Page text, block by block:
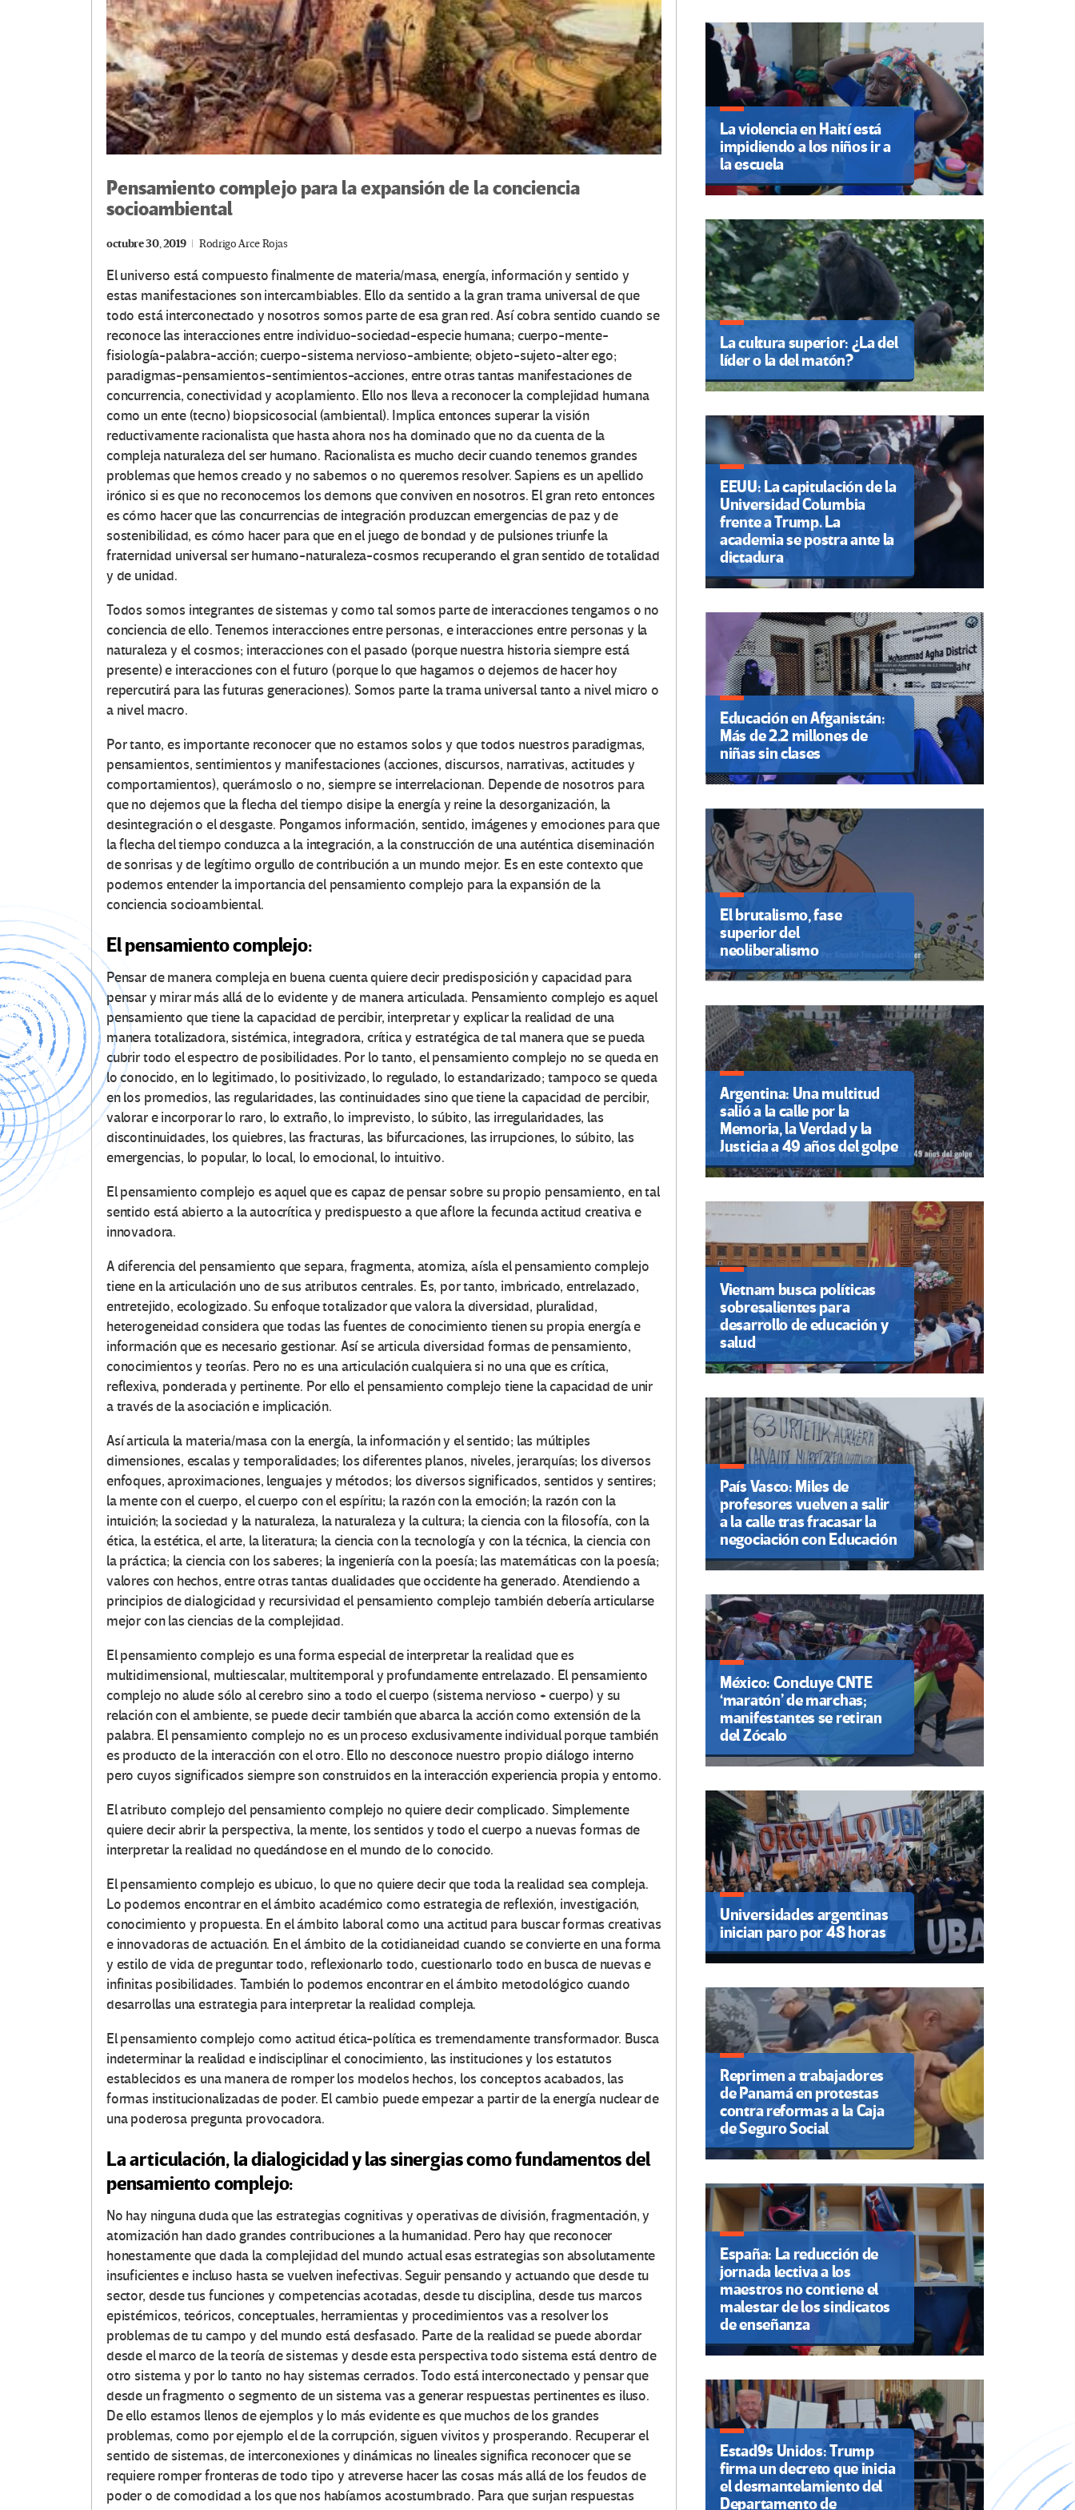
Pensamiento complejo para la expansión de la conciencia
socioambiental
octubre 30, 2019 Rodrigo Arce Rojas
El universo está compuesto finalmente de materia/masa, energía, información y sentido y
estas manifestaciones son intercambiables. Ello da sentido a la gran trama universal de que
todo está interconectado y nosotros somos parte de esa gran red. Así cobra sentido cuando se
reconoce las interacciones entre individuo-sociedad-especie humana; cuerpo-mente-
fisiología-palabra-acción; cuerpo-sistema nervioso-ambiente; objeto-sujeto-alter ego;
paradigmas-pensamientos-sentimientos-acciones, entre otras tantas manifestaciones de
concurrencia, conectividad y acoplamiento. Ello nos lleva a reconocer la complejidad humana
como un ente (tecno) biopsicosocial (ambiental). Implica entonces superar la visión
reductivamente racionalista que hasta ahora nos ha dominado que no da cuenta de la
compleja naturaleza del ser humano. Racionalista es mucho decir cuando tenemos grandes
problemas que hemos creado y no sabemos o no queremos resolver. Sapiens es un apellido
irónico si es que no reconocemos los demons que conviven en nosotros. El gran reto entonces
es cómo hacer que las concurrencias de integración produzcan emergencias de paz y de
sostenibilidad, es cómo hacer para que en el juego de bondad y de pulsiones triunfe la
fraternidad universal ser humano-naturaleza-cosmos recuperando el gran sentido de totalidad
y de unidad.
Todos somos integrantes de sistemas y como tal somos parte de interacciones tengamos o no
conciencia de ello. Tenemos interacciones entre personas, e interacciones entre personas y la
naturaleza y el cosmos; interacciones con el pasado (porque nuestra historia siempre está
presente) e interacciones con el futuro (porque lo que hagamos o dejemos de hacer hoy
repercutirá para las futuras generaciones). Somos parte la trama universal tanto a nivel micro o
a nivel macro.
Por tanto, es importante reconocer que no estamos solos y que todos nuestros paradigmas,
pensamientos, sentimientos y manifestaciones (acciones, discursos, narrativas, actitudes y
comportamientos), querámoslo o no, siempre se interrelacionan. Depende de nosotros para
que no dejemos que la flecha del tiempo disipe la energía y reine la desorganización, la
desintegración o el desgaste. Pongamos información, sentido, imágenes y emociones para que
la flecha del tiempo conduzca a la integración, a la construcción de una auténtica diseminación
de sonrisas y de legítimo orgullo de contribución a un mundo mejor. Es en este contexto que
podemos entender la importancia del pensamiento complejo para la expansión de la
conciencia socioambiental.
El pensamiento complejo:
Pensar de manera compleja en buena cuenta quiere decir predisposición y capacidad para
pensar y mirar más allá de lo evidente y de manera articulada. Pensamiento complejo es aquel
pensamiento que tiene la capacidad de percibir, interpretar y explicar la realidad de una
manera totalizadora, sistémica, integradora, crítica y estratégica de tal manera que se pueda
cubrir todo el espectro de posibilidades. Por lo tanto, el pensamiento complejo no se queda en
lo conocido, en lo legitimado, lo positivizado, lo regulado, lo estandarizado; tampoco se queda
en los promedios, las regularidades, las continuidades sino que tiene la capacidad de percibir,
valorar e incorporar lo raro, lo extraño, lo imprevisto, lo súbito, las irregularidades, las
discontinuidades, los quiebres, las fracturas, las bifurcaciones, las irrupciones, lo súbito, las
emergencias, lo popular, lo local, lo emocional, lo intuitivo.
El pensamiento complejo es aquel que es capaz de pensar sobre su propio pensamiento, en tal
sentido está abierto a la autocrítica y predispuesto a que aflore la fecunda actitud creativa e
innovadora.
A diferencia del pensamiento que separa, fragmenta, atomiza, aísla el pensamiento complejo
tiene en la articulación uno de sus atributos centrales. Es, por tanto, imbricado, entrelazado,
entretejido, ecologizado. Su enfoque totalizador que valora la diversidad, pluralidad,
heterogeneidad considera que todas las fuentes de conocimiento tienen su propia energía e
información que es necesario gestionar. Así se articula diversidad formas de pensamiento,
conocimientos y teorías. Pero no es una articulación cualquiera si no una que es crítica,
reflexiva, ponderada y pertinente. Por ello el pensamiento complejo tiene la capacidad de unir
a través de la asociación e implicación.
Así articula la materia/masa con la energía, la información y el sentido; las múltiples
dimensiones, escalas y temporalidades; los diferentes planos, niveles, jerarquías; los diversos
enfoques, aproximaciones, lenguajes y métodos; los diversos significados, sentidos y sentires;
la mente con el cuerpo, el cuerpo con el espíritu; la razón con la emoción; la razón con la
intuición; la sociedad y la naturaleza, la naturaleza y la cultura; la ciencia con la filosofía, con la
ética, la estética, el arte, la literatura; la ciencia con la tecnología y con la técnica, la ciencia con
la práctica; la ciencia con los saberes; la ingeniería con la poesía; las matemáticas con la poesía;
valores con hechos, entre otras tantas dualidades que occidente ha generado. Atendiendo a
principios de dialogicidad y recursividad el pensamiento complejo también debería articularse
mejor con las ciencias de la complejidad.
El pensamiento complejo es una forma especial de interpretar la realidad que es
multidimensional, multiescalar, multitemporal y profundamente entrelazado. El pensamiento
complejo no alude sólo al cerebro sino a todo el cuerpo (sistema nervioso + cuerpo) y su
relación con el ambiente, se puede decir también que abarca la acción como extensión de la
palabra. El pensamiento complejo no es un proceso exclusivamente individual porque también
es producto de la interacción con el otro. Ello no desconoce nuestro propio diálogo interno
pero cuyos significados siempre son construidos en la interacción experiencia propia y entorno.
El atributo complejo del pensamiento complejo no quiere decir complicado. Simplemente
quiere decir abrir la perspectiva, la mente, los sentidos y todo el cuerpo a nuevas formas de
interpretar la realidad no quedándose en el mundo de lo conocido.
El pensamiento complejo es ubicuo, lo que no quiere decir que toda la realidad sea compleja.
Lo podemos encontrar en el ámbito académico como estrategia de reflexión, investigación,
conocimiento y propuesta. En el ámbito laboral como una actitud para buscar formas creativas
e innovadoras de actuación. En el ámbito de la cotidianeidad cuando se convierte en una forma
y estilo de vida de preguntar todo, reflexionarlo todo, cuestionarlo todo en busca de nuevas e
infinitas posibilidades. También lo podemos encontrar en el ámbito metodológico cuando
desarrollas una estrategia para interpretar la realidad compleja.
El pensamiento complejo como actitud ética-política es tremendamente transformador. Busca
indeterminar la realidad e indisciplinar el conocimiento, las instituciones y los estatutos
establecidos es una manera de romper los modelos hechos, los conceptos acabados, las
formas institucionalizadas de poder. El cambio puede empezar a partir de la energía nuclear de
una poderosa pregunta provocadora.
La articulación, la dialogicidad y las sinergias como fundamentos del
pensamiento complejo:
No hay ninguna duda que las estrategias cognitivas y operativas de división, fragmentación, y
atomización han dado grandes contribuciones a la humanidad. Pero hay que reconocer
honestamente que dada la complejidad del mundo actual esas estrategias son absolutamente
insuficientes e incluso hasta se vuelven inefectivas. Seguir pensando y actuando que desde tu
sector, desde tus funciones y competencias acotadas, desde tu disciplina, desde tus marcos
epistémicos, teóricos, conceptuales, herramientas y procedimientos vas a resolver los
problemas de tu campo y del mundo está desfasado. Parte de la realidad se puede abordar
desde el marco de la teoría de sistemas y desde esta perspectiva todo sistema está dentro de
otro sistema y por lo tanto no hay sistemas cerrados. Todo está interconectado y pensar que
desde un fragmento o segmento de un sistema vas a generar respuestas pertinentes es iluso.
De ello estamos llenos de ejemplos y lo más evidente es que muchos de los grandes
problemas, como por ejemplo el de la corrupción, siguen vivitos y prosperando. Recuperar el
sentido de sistemas, de interconexiones y dinámicas no lineales significa reconocer que se
requiere romper fronteras de todo tipo y atreverse hacer las cosas más allá de los feudos de
poder o de comodidad a los que nos habíamos acostumbrado. Para que surjan respuestas
La violencia en Haití está
impidiendo a los niños ir a
la escuela
La cultura superior: ¿La del
líder o la del matón?
EEUU: La capitulación de la
Universidad Columbia
frente a Trump. La
academia se postra ante la
dictadura
Educación en Afganistán:
Más de 2.2 millones de
niñas sin clases
El brutalismo, fase
superior del
neoliberalismo
Argentina: Una multitud
salió a la calle por la
Memoria, la Verdad y la
Justicia a 49 años del golpe
Vietnam busca políticas
sobresalientes para
desarrollo de educación y
salud
País Vasco: Miles de
profesores vuelven a salir
a la calle tras fracasar la
negociación con Educación
México: Concluye CNTE
‘maratón’ de marchas;
manifestantes se retiran
del Zócalo
Universidades argentinas
inician paro por 48 horas
Reprimen a trabajadores
de Panamá en protestas
contra reformas a la Caja
de Seguro Social
España: La reducción de
jornada lectiva a los
maestros no contiene el
malestar de los sindicatos
de enseñanza
Estad9s Unidos: Trump
firma un decreto que inicia
el desmantelamiento del
Departamento de